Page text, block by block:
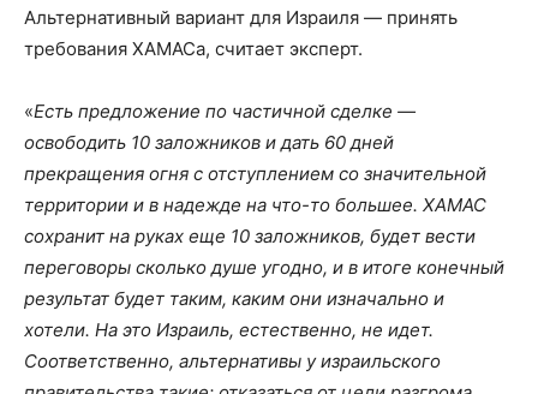
Альтернативный вариант для Израиля — принять
требования ХАМАСа, считает эксперт.
«Есть предложение по частичной сделке —
освободить 10 заложников и дать 60 дней
прекращения огня с отступлением со значительной
территории и в надежде на что-то большее. ХАМАС
сохранит на руках еще 10 заложников, будет вести
переговоры сколько душе угодно, и в итоге конечный
результат будет таким, каким они изначально и
хотели. На это Израиль, естественно, не идет.
Соответственно, альтернативы у израильского